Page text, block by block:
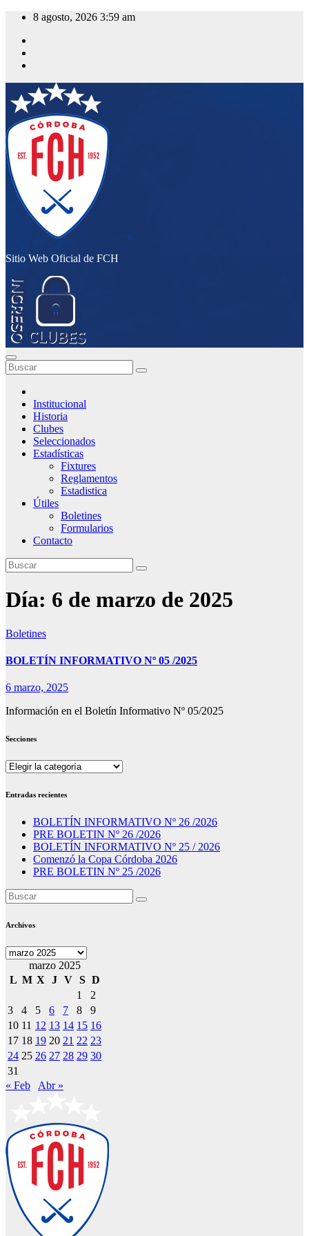
Saltar
contenido
8 agosto, 2026 3:59 am
Sitio Web Oficial de FCH
Institucional
Historia
Clubes
Seleccionados
Estadísticas
Fixtures
Reglamentos
Estadistica
Útiles
Boletines
Formularios
Contacto
Día: 6 de marzo de 2025
Boletines
BOLETÍN INFORMATIVO Nº 05 /2025
6 marzo, 2025
Información en el Boletín Informativo Nº 05/2025
Secciones
Secciones
Entradas recientes
BOLETÍN INFORMATIVO Nº 26 /2026
PRE BOLETIN Nº 26 /2026
BOLETÍN INFORMATIVO Nº 25 / 2026
Comenzó la Copa Córdoba 2026
PRE BOLETIN Nº 25 /2026
Archivos
Archivos
marzo 2025
L M X J V S D
1
2
3
4 5 6 7 8
9
10 11 12 13 14 15 16
17 18 19 20 21 22 23
24 25 26 27 28 29 30
31
« Feb
Abr »